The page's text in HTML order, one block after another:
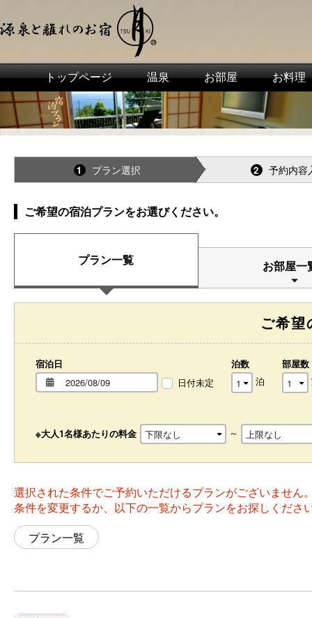
トップページ 温泉 お部屋 お料理
1 プラン選択 2 予約内容
ご希望の宿泊プランをお選びください。
プラン一覧 お部屋一
ご希望
宿泊日
日付未定
泊数
泊
部屋数
※大人1名様あたりの料金 ～
選択された条件でご予約いただけるプランがございません
条件を変更するか、以下の一覧からプランをお探しくださ
プラン一覧